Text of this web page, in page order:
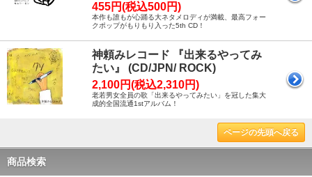
455円(税込500円)
本作も誰もが心踊る大ネタメロディが満載、最高フォー
クポップがもりもり入った5th CD！
神頼みレコード 『出来るやってみ
たい』 (CD/JPN/ ROCK)
2,100円(税込2,310円)
老若男女全員の歌「出来るやってみたい」を冠した集大
成的全国流通1stアルバム！
ページの先頭へ戻る
商品検索